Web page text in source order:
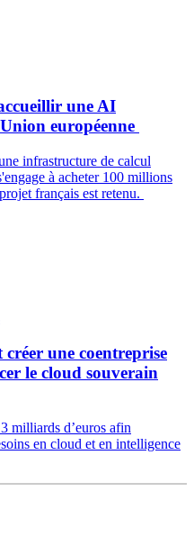
une AI
européenne
infrastructure de calcul
à acheter 100 millions
français est retenu.
une coentreprise
le cloud souverain
milliards d’euros afin
en cloud et en intelligence